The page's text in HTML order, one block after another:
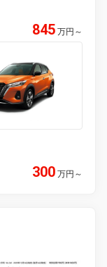
845 万円 ～
300 万円 ～